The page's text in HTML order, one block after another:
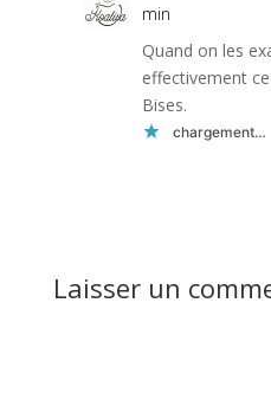
min
Quand on les
effectivement
Bises.
chargement…
Laisser un